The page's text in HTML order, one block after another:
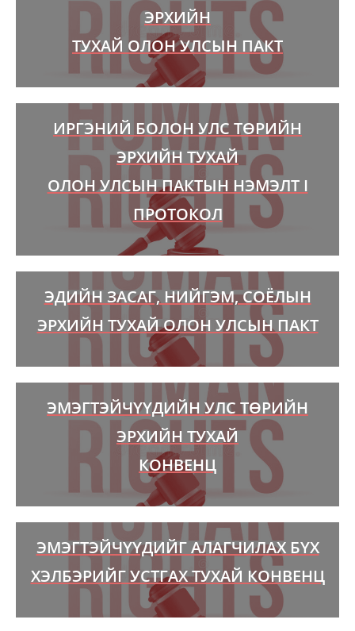
ЭРХИЙН
ТУХАЙ ОЛОН УЛСЫН ПАКТ
ИРГЭНИЙ БОЛОН УЛС ТӨРИЙН
ЭРХИЙН ТУХАЙ
ОЛОН УЛСЫН ПАКТЫН НЭМЭЛТ I
ПРОТОКОЛ
ЭДИЙН ЗАСАГ, НИЙГЭМ, СОЁЛЫН
ЭРХИЙН ТУХАЙ ОЛОН УЛСЫН ПАКТ
ЭМЭГТЭЙЧҮҮДИЙН УЛС ТӨРИЙН
ЭРХИЙН ТУХАЙ
КОНВЕНЦ
ЭМЭГТЭЙЧҮҮДИЙГ АЛАГЧИЛАХ БҮХ
ХЭЛБЭРИЙГ УСТГАХ ТУХАЙ КОНВЕНЦ